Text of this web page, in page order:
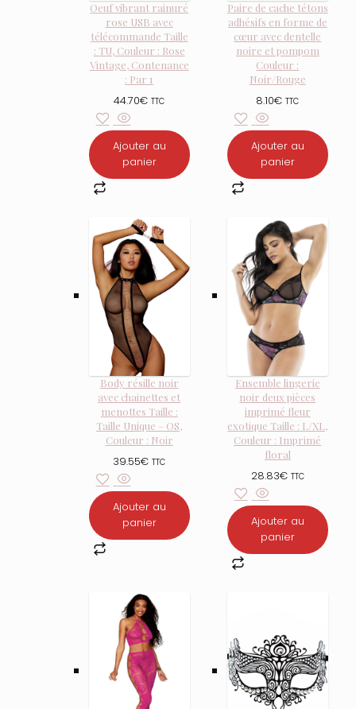
Oeuf vibrant rainuré
rose USB avec
télécommande Taille
: TU, Couleur : Rose
Vintage, Contenance
: Par 1
44.70€ TTC
Ajouter au
panier
Paire de cache tétons
adhésifs en forme de
cœur avec dentelle
noire et pompom
Couleur :
Noir/Rouge
8.10€ TTC
Ajouter au
panier
Body résille noir
avec chainettes et
menottes Taille :
Taille Unique – OS,
Couleur : Noir
39.55€ TTC
Ajouter au
panier
Ensemble lingerie
noir deux pièces
imprimé fleur
exotique Taille : L/XL,
Couleur : Imprimé
floral
28.83€ TTC
Ajouter au
panier